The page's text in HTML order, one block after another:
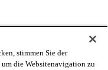
stimmen Sie der
die Websitenavigation zu